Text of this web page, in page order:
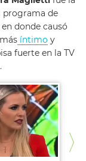
programa de
en donde causó
íntimo y
fuerte en la TV